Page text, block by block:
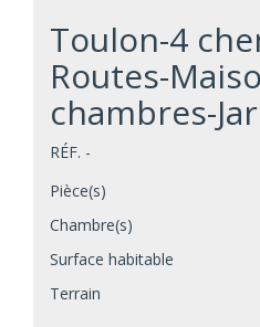
Toulon-4
Routes-
chambres-
RÉF. -
Pièce(s)
Chambre(s)
Surface habitable
Terrain